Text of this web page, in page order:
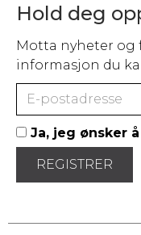
Hold deg
Motta nyheter
informasjon du
Ja, jeg ønsker